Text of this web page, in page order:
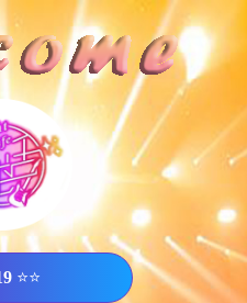
⭐⭐